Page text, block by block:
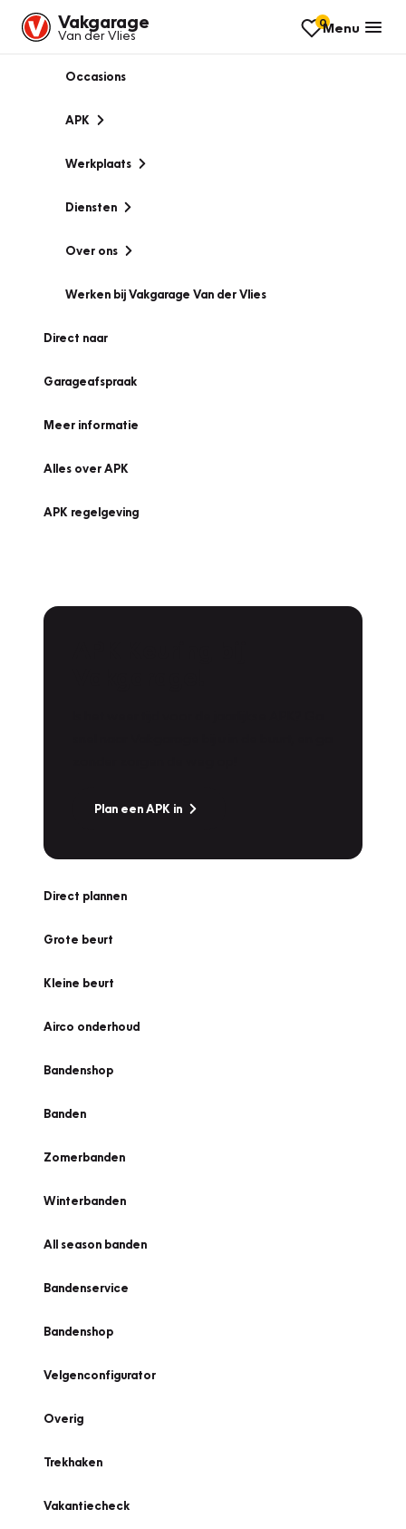
Vakgarage
Van der Vlies
0Menu
Occasions
APK
Werkplaats
Diensten
Over ons
Werken bij Vakgarage Van der Vlies
Direct naar
Garageafspraak
Meer informatie
Alles over APK
APK regelgeving
Plan een APK in
Direct plannen
Grote beurt
Kleine beurt
Airco onderhoud
Bandenshop
Banden
Zomerbanden
Winterbanden
All season banden
Bandenservice
Bandenshop
Velgenconfigurator
Overig
Trekhaken
Vakantiecheck